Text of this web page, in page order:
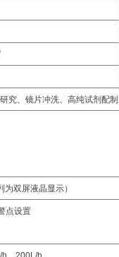
究、镜片冲洗、高纯试剂配制
双屏液晶显示）
点设置